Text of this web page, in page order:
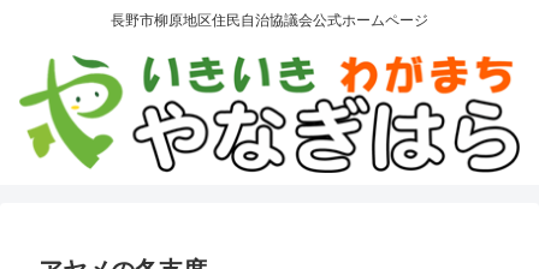
長野市柳原地区住民自治協議会公式ホームページ